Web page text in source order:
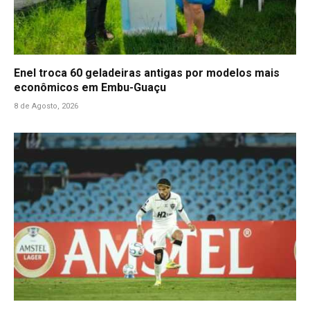
Enel troca 60 geladeiras antigas por modelos mais
econômicos em Embu-Guaçu
8 de Agosto, 2026